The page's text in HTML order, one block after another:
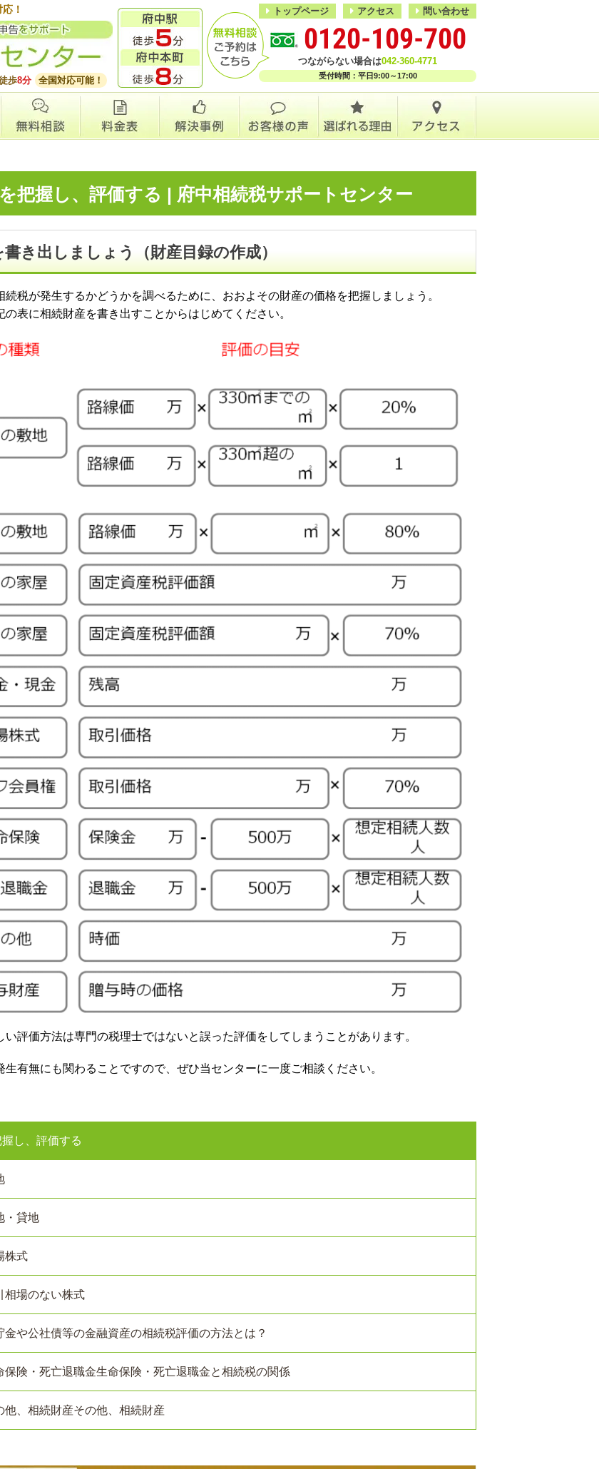
！
歩8分 全国対応可能！
トップページ アクセス 問い合わせ
0120-109-700
つながらない場合は042-360-4771
受付時間：平日9:00～17:00
把握し、評価する | 府中相続税サポートセンター
書き出しましょう（財産目録の作成）
続税が発生するかどうかを調べるために、おおよその財産の価格を把握しましょう。
の表に相続財産を書き出すことからはじめてください。
い評価方法は専門の税理士ではないと誤った評価をしてしまうことがあります。
生有無にも関わることですので、ぜひ当センターに一度ご相談ください。
し、評価する
・貸地
株式
相場のない株式
金や公社債等の金融資産の相続税評価の方法とは？
保険・死亡退職金生命保険・死亡退職金と相続税の関係
他、相続財産その他、相続財産